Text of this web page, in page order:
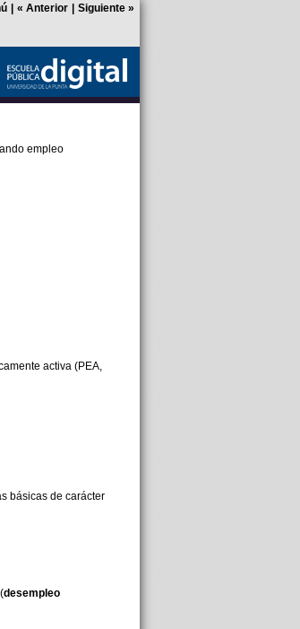
« Anterior Siguiente»
empleo
activa (PEA,
básicas de carácter
desempleo